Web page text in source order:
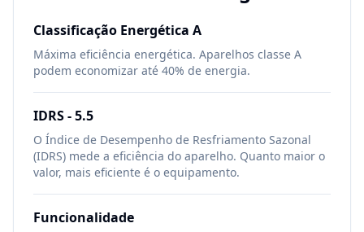
Classificação Energética A
Máxima eficiência energética. Aparelhos classe A
podem economizar até 40% de energia.
IDRS -5.5
O Índice de Desempenho de Resfriamento Sazonal
(IDRS) mede a eficiência do aparelho. Quanto maior o
valor, mais eficiente é o equipamento.
Funcionalidade